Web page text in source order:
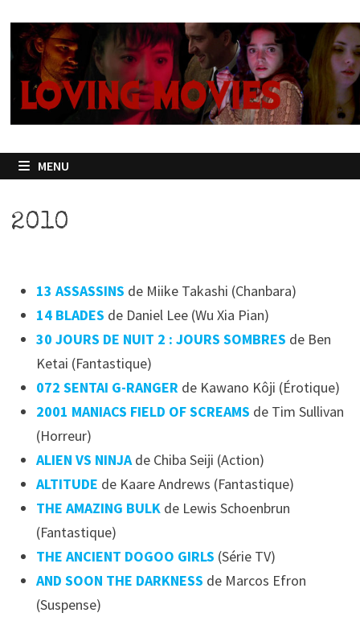
contenu
MENU
2010
13 ASSASSINS de Miike Takashi (Chanbara)
14 BLADES de Daniel Lee (Wu Xia Pian)
30 JOURS DE NUIT 2 : JOURS SOMBRES de Ben
Ketai (Fantastique)
072 SENTAI G-RANGER de Kawano Kôji (Érotique)
2001 MANIACS FIELD OF SCREAMS de Tim Sullivan
(Horreur)
ALIEN VS NINJAde Chiba Seiji (Action)
ALTITUDE de Kaare Andrews (Fantastique)
THE AMAZING BULK de Lewis Schoenbrun
(Fantastique)
THE ANCIENT DOGOO GIRLS (Série TV)
AND SOON THE DARKNESS de Marcos Efron
(Suspense)